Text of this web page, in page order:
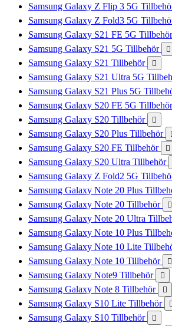
Samsung Galaxy Z Flip 3 5G
Samsung Galaxy Z Fold3 5G
Samsung Galaxy S21 FE 5G
Samsung Galaxy S21 5G Tillbehör 
Samsung Galaxy S21 Tillbehör 
Samsung Galaxy S21 Ultra 5G
Samsung Galaxy S21 Plus 5G
Samsung Galaxy S20 FE 5G
Samsung Galaxy S20 Tillbehör 
Samsung Galaxy S20 Plus Tillbehör
Samsung Galaxy S20 FE Tillbehör 
Samsung Galaxy S20 Ultra Tillbehör
Samsung Galaxy Z Fold2 5G
Samsung Galaxy Note 20 Plus
Samsung Galaxy Note 20 Tillbehör 
Samsung Galaxy Note 20 Ultra
Samsung Galaxy Note 10 Plus
Samsung Galaxy Note 10 Lite
Samsung Galaxy Note 10 Tillbehör 
Samsung Galaxy Note9 Tillbehör 
Samsung Galaxy Note 8 Tillbehör 
Samsung Galaxy S10 Lite Tillbehör 
Samsung Galaxy S10 Tillbehör 